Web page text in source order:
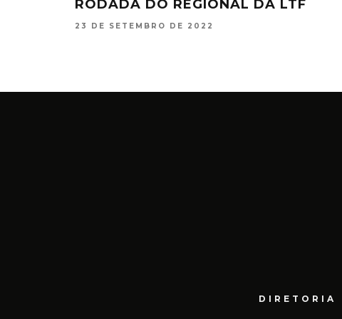
RODADA DO REGIONAL DA LTF
23 DE SETEMBRO DE 2022
DIRETORIA